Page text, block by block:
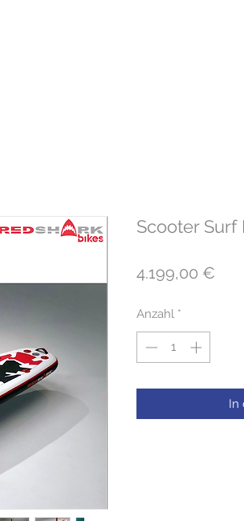
Scooter Surf
4.199,00 €
Anzahl *
In